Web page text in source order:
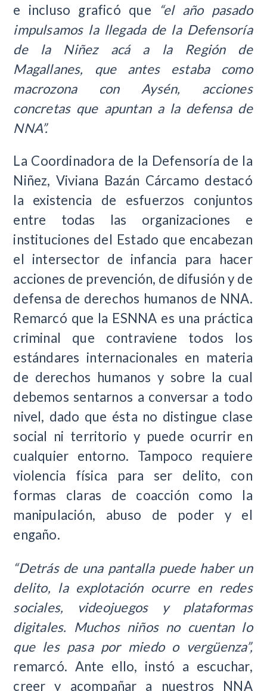
e incluso graficó que
“el año pasado
impulsamos la llegada de la Defensoría
de la Niñez acá a la Región de
Magallanes, que antes estaba como
macrozona con Aysén, acciones
concretas que apuntan a la defensa de
NNA”.
La Coordinadora de la Defensoría de la
Niñez, Viviana Bazán Cárcamo destacó
la existencia de esfuerzos conjuntos
entre todas las organizaciones e
instituciones del Estado que encabezan
el intersector de infancia para hacer
acciones de prevención, de difusión y de
defensa de derechos humanos de NNA.
Remarcó que la ESNNA es una práctica
criminal que contraviene todos los
estándares internacionales en materia
de derechos humanos y sobre la cual
debemos sentarnos a conversar a todo
nivel, dado que ésta no distingue clase
social ni territorio y puede ocurrir en
cualquier entorno. Tampoco requiere
violencia física para ser delito, con
formas claras de coacción como la
manipulación, abuso de poder y el
engaño.
“Detrás de una pantalla puede haber un
delito, la explotación ocurre en redes
sociales, videojuegos y plataformas
digitales. Muchos niños no cuentan lo
que les pasa por miedo o vergüenza”,
remarcó. Ante ello, instó a escuchar,
creer y acompañar a nuestros NNA